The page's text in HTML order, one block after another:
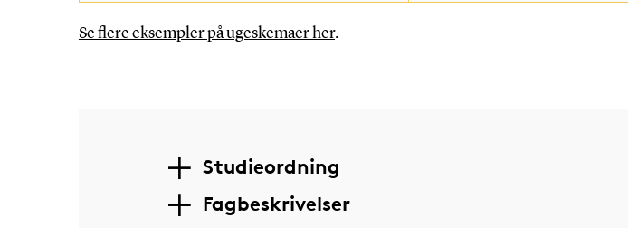
Se flere eksempler på ugeskemaer her.
Studieordning
Fagbeskrivelser